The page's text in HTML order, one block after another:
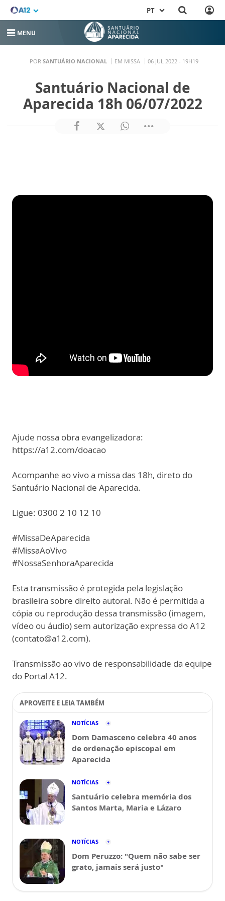
PT
MENU
POR SANTUÁRIO NACIONAL EM MISSA 06 JUL 2022 - 19H19
Santuário Nacional de
Aparecida 18h 06/07/2022
Ajude nossa obra evangelizadora:
https://a12.com/doacao
Acompanhe ao vivo a missa das 18h, direto do
Santuário Nacional de Aparecida.
Ligue: 0300 2 10 12 10
#MissaDeAparecida
#MissaAoVivo
#NossaSenhoraAparecida
Esta transmissão é protegida pela legislação
brasileira sobre direito autoral. Não é permitida a
cópia ou reprodução dessa transmissão (imagem,
vídeo ou áudio) sem autorização expressa do A12
(contato@a12.com).
Transmissão ao vivo de responsabilidade da equipe
do Portal A12.
APROVEITE E LEIA TAMBÉM
NOTÍCIAS
Dom Damasceno celebra 40 anos
de ordenação episcopal em
Aparecida
NOTÍCIAS
Santuário celebra memória dos
Santos Marta, Maria e Lázaro
NOTÍCIAS
Dom Peruzzo: "Quem não sabe ser
grato, jamais será justo"